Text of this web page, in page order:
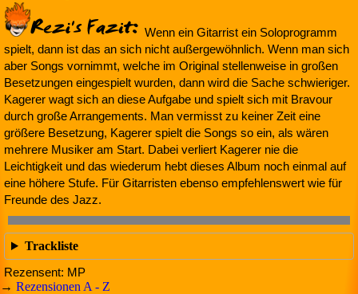
Wenn ein Gitarrist ein Soloprogramm
spielt, dann ist das an sich nicht außergewöhnlich. Wenn man sich
aber Songs vornimmt, welche im Original stellenweise in großen
Besetzungen eingespielt wurden, dann wird die Sache schwieriger.
Kagerer wagt sich an diese Aufgabe und spielt sich mit Bravour
durch große Arrangements. Man vermisst zu keiner Zeit eine
größere Besetzung, Kagerer spielt die Songs so ein, als wären
mehrere Musiker am Start. Dabei verliert Kagerer nie die
Leichtigkeit und das wiederum hebt dieses Album noch einmal auf
eine höhere Stufe. Für Gitarristen ebenso empfehlenswert wie für
Freunde des Jazz.
Trackliste
Rezensent: MP
→ Rezensionen A - Z